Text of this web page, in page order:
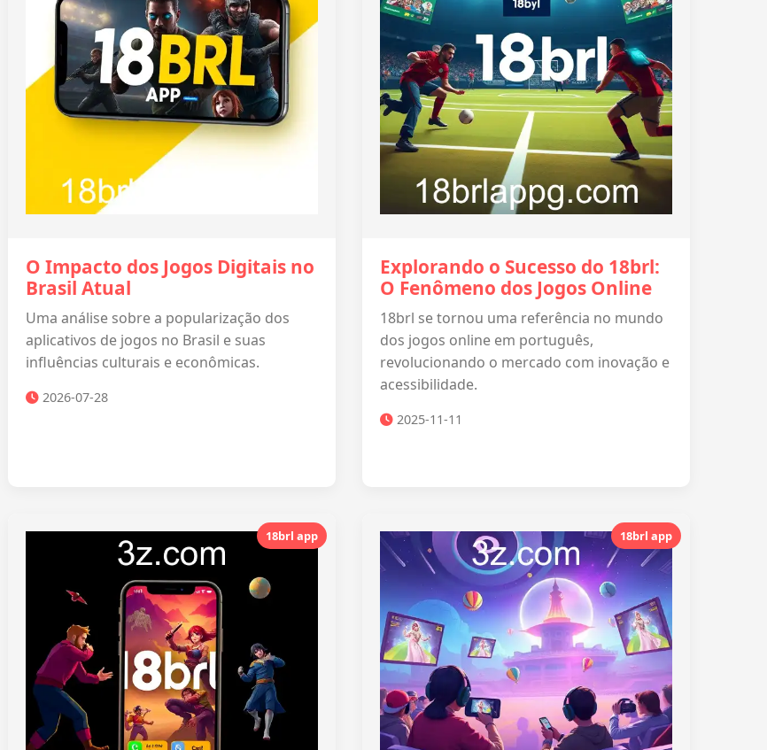
O Impacto dos Jogos Digitais no
Brasil Atual
Uma análise sobre a popularização dos
aplicativos de jogos no Brasil e suas
influências culturais e econômicas.
2026-07-28
Explorando o Sucesso do 18brl:
O Fenômeno dos Jogos Online
18brl se tornou uma referência no mundo
dos jogos online em português,
revolucionando o mercado com inovação e
acessibilidade.
2025-11-11
18brl app 18brl app